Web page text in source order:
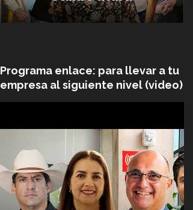
Programa enlace: para llevar a tu
empresa al siguiente nivel (video)